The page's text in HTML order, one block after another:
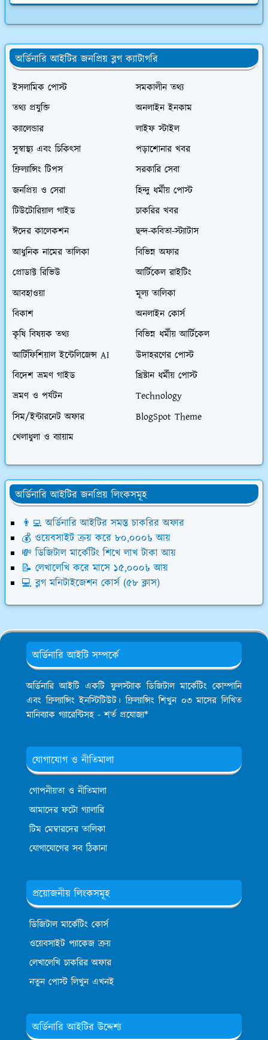
অর্ডিনারি আইটির জনপ্রিয় ব্লগ ক্যাটাগরি
ইসলামিক পোস্ট
সমকালীন তথ্য
তথ্য প্রযুক্তি
অনলাইন ইনকাম
ক্যালেন্ডার
লাইফ স্টাইল
সুস্বাস্থ্য এবং চিকিৎসা
পড়াশোনার খবর
ফ্রিল্যান্সিং টিপস
সরকারি সেবা
জনপ্রিয় ও সেরা
হিন্দু ধর্মীয় পোস্ট
টিউটোরিয়াল গাইড
চাকরির খবর
ঈদের কালেকশন
ছন্দ-কবিতা-স্ট্যাটাস
আধুনিক নামের তালিকা
বিভিন্ন অফার
প্রোডাক্ট রিভিউ
আর্টিকেল রাইটিং
আবহাওয়া
মূল্য তালিকা
বিকাশ
অনলাইন কোর্স
কৃষি বিষয়ক তথ্য
বিভিন্ন ধর্মীয় আর্টিকেল
আর্টিফিশিয়াল ইন্টেলিজেন্স AI
উদাহরণের পোস্ট
বিদেশ ভ্রমণ গাইড
খ্রিষ্টান ধর্মীয় পোস্ট
ভ্রমণ ও পর্যটন
Technology
সিম/ইন্টারনেট অফার
BlogSpot Theme
খেলাধুলা ও ব্যায়াম
অর্ডিনারি আইটির জনপ্রিয় লিংকসমূহ
👨‍💻 অর্ডিনারি আইটির সমস্ত চাকরির অফার
💰 ওয়েবসাইট ক্রয় করে ৮০,০০০৳ আয়
💸 ডিজিটাল মার্কেটিং শিখে লাখ টাকা আয়
📝 লেখালেখি করে মাসে ১৫,০০০৳ আয়
💻 ব্লগ মনিটাইজেশন কোর্স (৫৮ ক্লাস)
অর্ডিনারি আইটি সম্পর্কে
অর্ডিনারি আইটি একটি ফুলস্ট্যাক ডিজিটাল মার্কেটিং কোম্পানি
এবং ফ্রিল্যান্সিং ইনস্টিটিউট। ফ্রিল্যান্সিং শিখুন ০৩ মাসের লিখিত
মানিব্যাক গ্যারেন্টিসহ - শর্ত প্রযোজ্য*
যোগাযোগ ও নীতিমালা
গোপনীয়তা ও নীতিমালা
আমাদের ফটো গ্যালারি
টিম মেম্বারদের তালিকা
যোগাযোগের সব ঠিকানা
প্রয়োজনীয় লিংকসমূহ
ডিজিটাল মার্কেটিং কোর্স
ওয়েবসাইট প্যাকেজ ক্রয়
লেখালেখি চাকরির অফার
নতুন পোস্ট লিখুন এখনই
অর্ডিনারি আইটির উদ্দেশ্য